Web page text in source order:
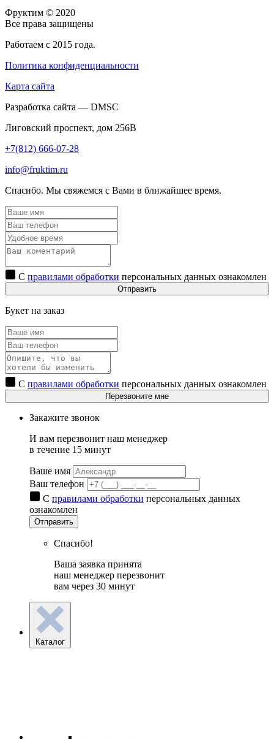
Фруктим © 2020
Все права защищены
Работаем с 2015 года.
Политика конфиденциальности
Карта сайта
Разработка сайта — DMSC
Лиговский проспект, дом 256В
+7(812) 666-07-28
info@fruktim.ru
Спасибо. Мы свяжемся с Вами в ближайшее время.
С правилами обработки персональных данных ознакомлен
Отправить
Букет на заказ
С правилами обработки персональных данных ознакомлен
Перезвоните мне
Закажите звонок
И вам перезвонит наш менеджер
в течение 15 минут
Ваше имя
Ваш телефон
С правилами обработки персональных данных
ознакомлен
Отправить
Спасибо!
Ваша заявка принята
наш менеджер перезвонит
вам через 30 минут
Каталог